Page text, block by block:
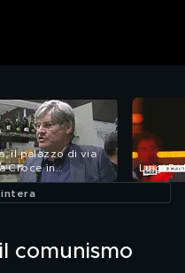
il palazzo di via
Croce in
Luigi Di
comunismo